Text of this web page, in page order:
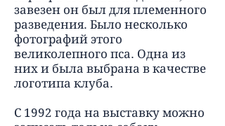
завезен он был для племенного
разведения. Было несколько
фотографий этого
великолепного пса. Одна из
них и была выбрана в качестве
логотипа клуба.
С 1992 года на выставку можно